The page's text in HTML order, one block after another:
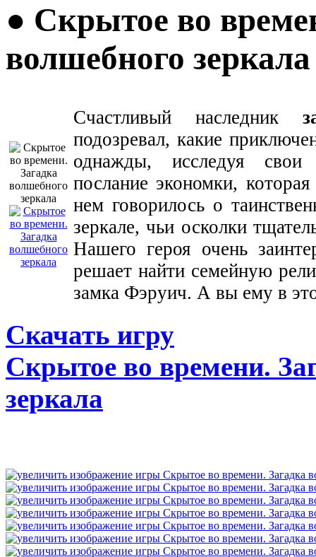
● Скрытое во
волшебного зеркала
Счастливый наследник
подозревал, какие
однажды, исследуя
послание экономки,
нем говорилось о
зеркале, чьи осколки
Нашего героя очень
решает найти семейную
замка Фэруич. А вы ему в
Скачать игру
Скрытое во времени.
зеркала